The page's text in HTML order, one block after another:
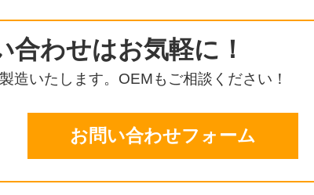
合わせはお気軽に！
製造いたします。OEMもご相談ください！
お問い合わせフォーム